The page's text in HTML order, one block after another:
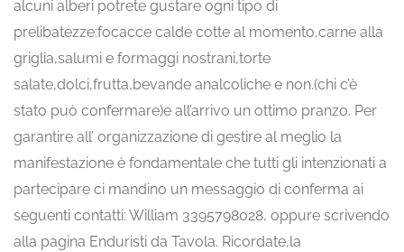
alcuni alberi potrete gustare ogni tipo di
prelibatezze:focacce calde cotte al momento,carne alla
griglia,salumi e formaggi nostrani,torte
salate,dolci,frutta,bevande analcoliche e non.(chi c’è
stato può confermare)e all’arrivo un ottimo pranzo. Per
garantire all’ organizzazione di gestire al meglio la
manifestazione è fondamentale che tutti gli intenzionati a
partecipare ci mandino un messaggio di conferma ai
seguenti contatti: William 3395798028, oppure scrivendo
alla pagina Enduristi da Tavola. Ricordate,la